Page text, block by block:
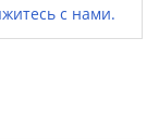
с нами.